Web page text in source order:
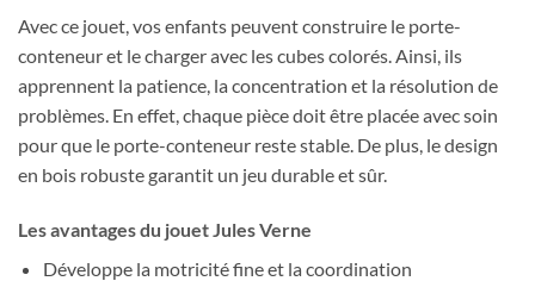
Avec ce jouet, vos enfants peuvent construire le porte-
conteneur et le charger avec les cubes colorés. Ainsi, ils
apprennent la patience, la concentration et la résolution de
problèmes. En effet, chaque pièce doit être placée avec soin
pour que le porte-conteneur reste stable. De plus, le design
en bois robuste garantit un jeu durable et sûr.
Les avantages du jouet Jules Verne
Développe la motricité fine et la coordination